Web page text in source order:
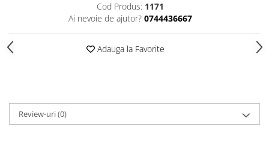
Cod Produs: 1171
Ai nevoie de ajutor? 0744436667
Adauga la Favorite
Review-uri(0)